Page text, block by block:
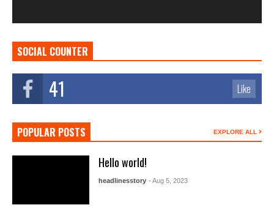
SOCIAL COUNTER
41 Like
POPULAR POSTS EXPLORE ALL
Hello world!
headlinesstory - Aug 5, 2023